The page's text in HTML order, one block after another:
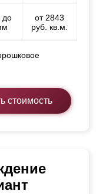
до
от 2843
руб. кв.м.
стоимость